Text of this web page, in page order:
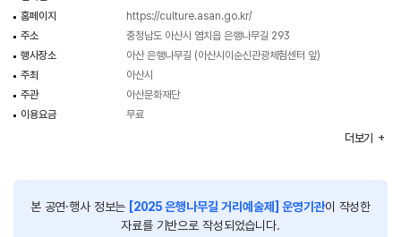
홈페이지
https://culture.asan.go.kr/
주소
충청남도 아산시 염치읍 은행나무길 293
행사장소
아산 은행나무길 (아산시이순신관광체험센터 앞)
주최
아산시
주관
아산문화재단
이용요금
무료
더보기
본 공연·행사 정보는 [2025 은행나무길 거리예술제] 운영기관이 작성한
자료를 기반으로 작성되었습니다.